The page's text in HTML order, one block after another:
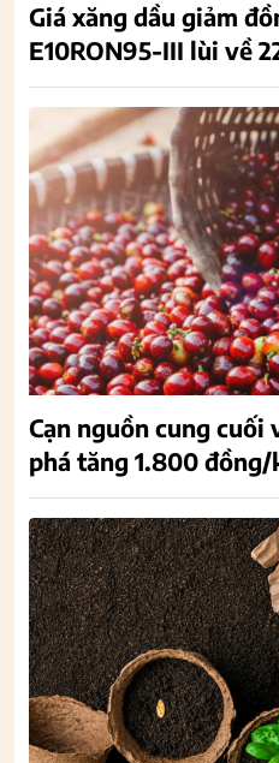
Giá xăng dầu giảm
E10RON95-III lùi về
Cạn nguồn cung cuối
phá tăng 1.800 đồng/